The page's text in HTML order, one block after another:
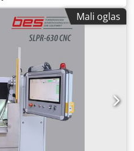
710 mm, dužina stola:
priručnik, Stezanje
Monitor 19" Menjač
3 puta Zaštita od plastike
NSD računara Z-osa
automatsko nula Z-ose
početka Nadgledanje
Adsfx Amgea
sa funkcijom sa više
Posredničko vođenje
od 700 mm Balansiranje sile
& Pumpa visokog pritiska
Mali oglas